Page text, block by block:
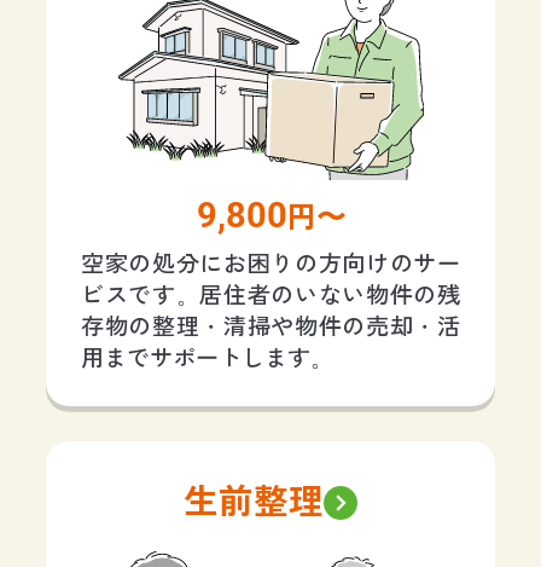
9,800 円〜
空家の処分にお困りの方向けのサー
ビスです。居住者のいない物件の残
存物の整理・清掃や物件の売却・活
用までサポートします。
生前整理